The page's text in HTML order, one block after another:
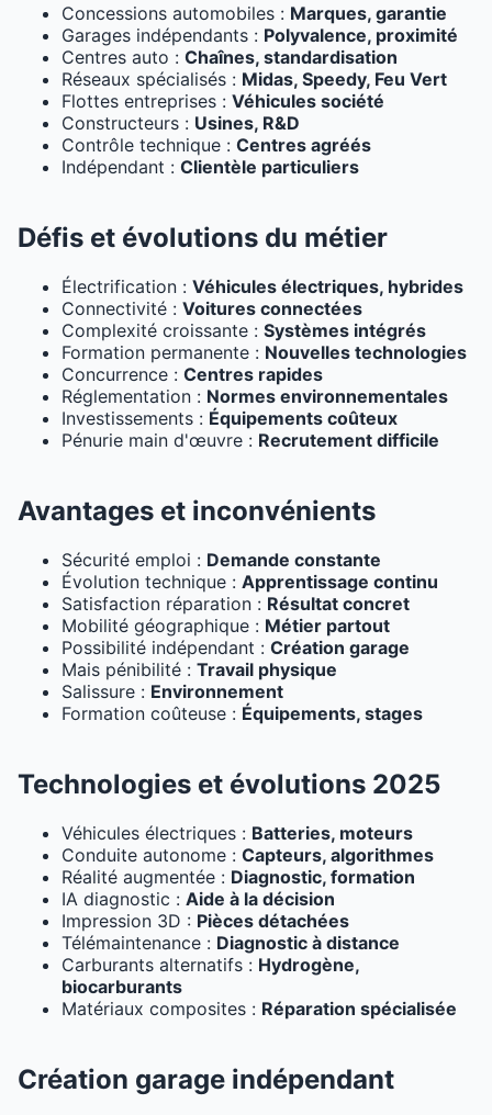
Concessions automobiles : Marques, garantie
Garages indépendants : Polyvalence, proximité
Centres auto : Chaînes, standardisation
Réseaux spécialisés : Midas, Speedy, Feu Vert
Flottes entreprises : Véhicules société
Constructeurs : Usines, R&D
Contrôle technique : Centres agréés
Indépendant : Clientèle particuliers
Défis et évolutions du métier
Électrification : Véhicules électriques, hybrides
Connectivité : Voitures connectées
Complexité croissante : Systèmes intégrés
Formation permanente : Nouvelles technologies
Concurrence : Centres rapides
Réglementation : Normes environnementales
Investissements : Équipements coûteux
Pénurie main d'œuvre : Recrutement difficile
Avantages et inconvénients
Sécurité emploi : Demande constante
Évolution technique : Apprentissage continu
Satisfaction réparation : Résultat concret
Mobilité géographique : Métier partout
Possibilité indépendant : Création garage
Mais pénibilité : Travail physique
Salissure : Environnement
Formation coûteuse : Équipements, stages
Technologies et évolutions 2025
Véhicules électriques : Batteries, moteurs
Conduite autonome : Capteurs, algorithmes
Réalité augmentée : Diagnostic, formation
IA diagnostic : Aide à la décision
Impression 3D : Pièces détachées
Télémaintenance : Diagnostic à distance
Carburants alternatifs : Hydrogène,
biocarburants
Matériaux composites : Réparation spécialisée
Création garage indépendant